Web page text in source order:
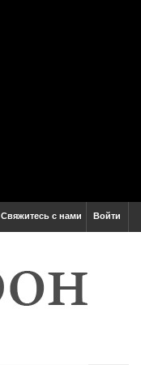
Войти
Свяжитесь с нами